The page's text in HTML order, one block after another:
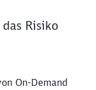
Risiko
On-Demand
On-Demand